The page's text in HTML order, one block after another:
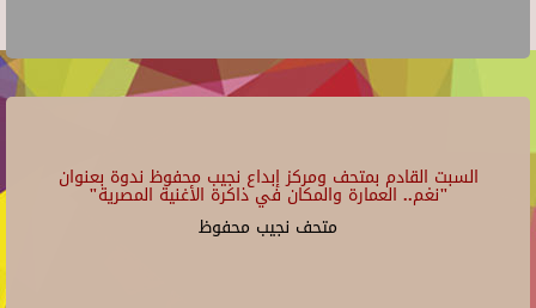
السبت القادم بمتحف ومركز إبداع نجيب محفوظ ندوة بعنوان
"نغم.. العمارة والمكان في ذاكرة الأغنية المصرية"
متحف نجيب محفوظ